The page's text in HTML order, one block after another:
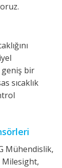
bir
sıcaklık
Mühendislik,
Milesight,